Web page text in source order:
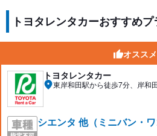
トヨタレンタカーおすすめプ
オススメ
トヨタレンタカー
東岸和田駅から徒歩7分、岸和
シエンタ 他（ミニバン・ワ